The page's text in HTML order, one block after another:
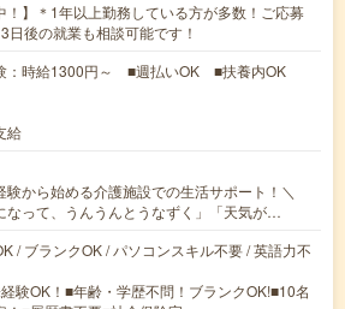
！】＊1年以上勤務している方が多数！ご応募
日後の就業も相談可能です！
：時給1300円～ ■週払いOK ■扶養内OK
給
験から始める介護施設での生活サポート！＼
なって、うんうんとうなずく」「天気が…
/ ブランクOK / パソコンスキル不要 / 英語力不
験OK！■年齢・学歴不問！ブランクOK!■10名